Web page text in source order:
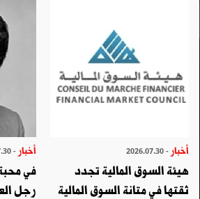
أخبار - 2026.07.30
هيئة السوق المالية تجدد
ثقتها في متانة السوق المالية
أخبار - 2026.07.30
في
رجل